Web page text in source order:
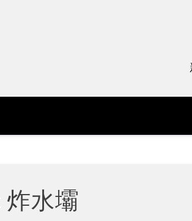
炸水壩